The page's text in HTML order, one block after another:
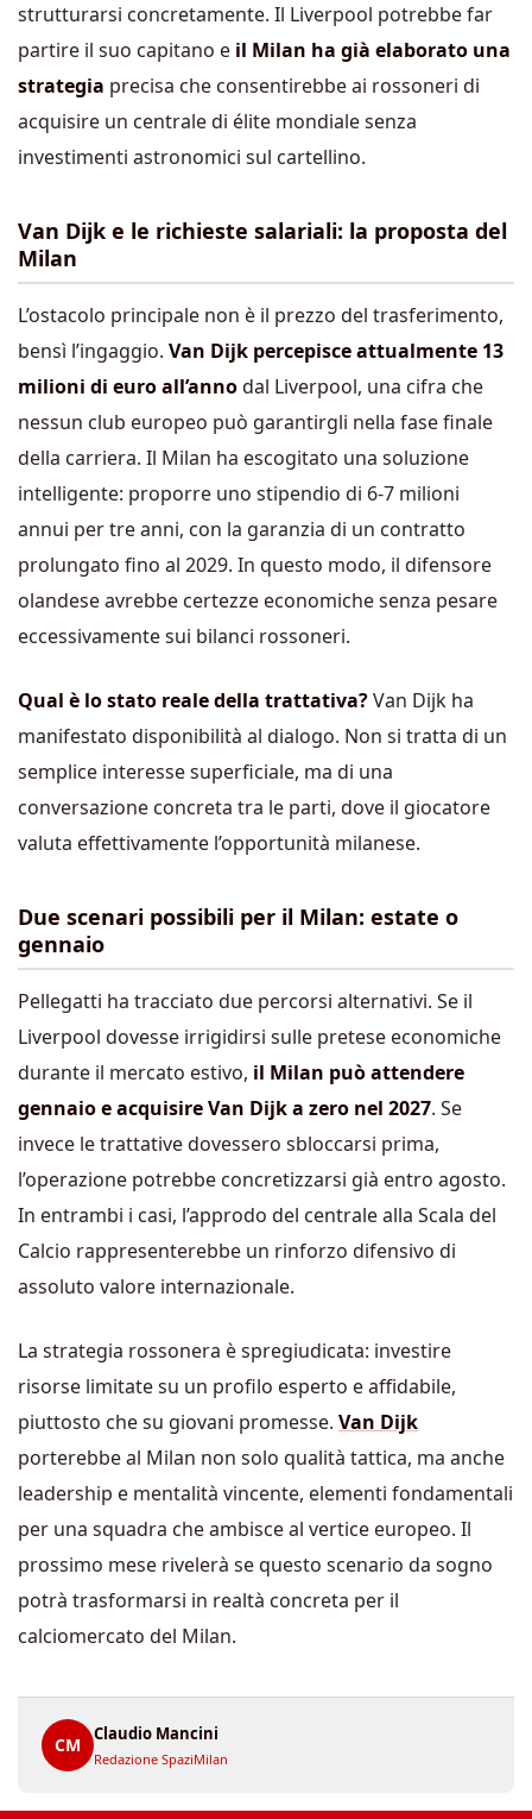
strutturarsi concretamente. Il Liverpool potrebbe far
partire il suo capitano e il Milan ha già elaborato una
strategia precisa che consentirebbe ai rossoneri di
acquisire un centrale di élite mondiale senza
investimenti astronomici sul cartellino.
Van Dijk e le richieste salariali: la proposta del
Milan
L’ostacolo principale non è il prezzo del trasferimento,
bensì l’ingaggio. Van Dijk percepisce attualmente 13
milioni di euro all’annodal Liverpool, una cifra che
nessun club europeo può garantirgli nella fase finale
della carriera. Il Milan ha escogitato una soluzione
intelligente: proporre uno stipendio di 6-7 milioni
annui per tre anni, con la garanzia di un contratto
prolungato fino al 2029. In questo modo, il difensore
olandese avrebbe certezze economiche senza pesare
eccessivamente sui bilanci rossoneri.
Qual è lo stato reale della trattativa?Van Dijk ha
manifestato disponibilità al dialogo. Non si tratta di un
semplice interesse superficiale, ma di una
conversazione concreta tra le parti, dove il giocatore
valuta effettivamente l’opportunità milanese.
Due scenari possibili per il Milan: estate o
gennaio
Pellegatti ha tracciato due percorsi alternativi. Se il
Liverpool dovesse irrigidirsi sulle pretese economiche
durante il mercato estivo, il Milan può attendere
gennaio e acquisire Van Dijk a zero nel 2027. Se
invece le trattative dovessero sbloccarsi prima,
l’operazione potrebbe concretizzarsi già entro agosto.
In entrambi i casi, l’approdo del centrale alla Scala del
Calcio rappresenterebbe un rinforzo difensivo di
assoluto valore internazionale.
La strategia rossonera è spregiudicata: investire
risorse limitate su un profilo esperto e affidabile,
piuttosto che su giovani promesse. Van Dijk
porterebbe al Milan non solo qualità tattica, ma anche
leadership e mentalità vincente, elementi fondamentali
per una squadra che ambisce al vertice europeo. Il
prossimo mese rivelerà se questo scenario da sogno
potrà trasformarsi in realtà concreta per il
calciomercato del Milan.
CM
Claudio Mancini
Redazione SpaziMilan